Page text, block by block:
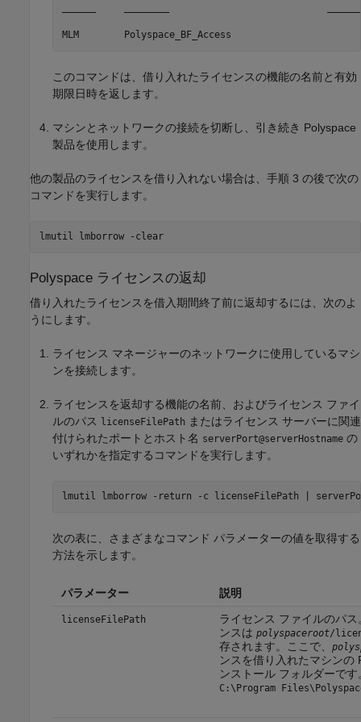
MLM        Polyspace_BF_Access
このコマンドは、借り入れたライセンスの機能の名前と有効
期限日時を返します。
マシンとネットワークの接続を切断し、引き続き Polyspace
製品を使用します。
他の製品のライセンスを借り入れない場合は、手順 3 の後で次の
コマンドを実行します。
lmutil lmborrow -clear
Polyspace ライセンスの返却
借り入れたライセンスを借入期間終了前に返却するには、次のよ
うにします。
ライセンス マネージャーのネットワークに使用しているマシ
ンを接続します。
ライセンスを返却する機能の名前、およびライセンス ファイ
ルのパス licenseFilePath またはライセンス サーバーに関連
付けられたポートとホスト名 serverPort@serverHostname の
いずれかを指定するコマンドを実行します。
lmutil lmborrow -return -c licenseFilePath |
次の表に、さまざまなコマンド パラメーターの値を取得する
方法を示します。
パラメーター 説明
licenseFilePath
ライセンス ファイルのパ
ンスは polyspaceroot/
存されます。ここで、
ンスを借り入れたマシンの
ンストール フォルダーで
C:\Program